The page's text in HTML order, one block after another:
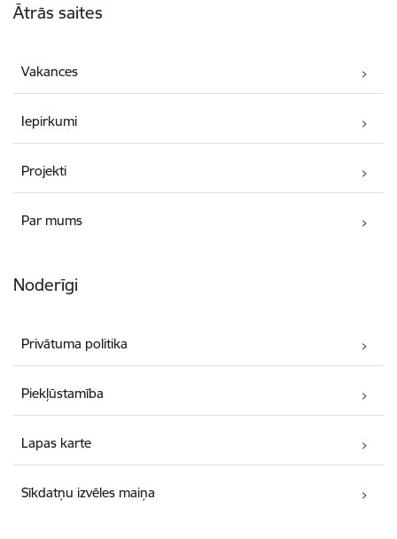
Ātrās saites
Vakances
Iepirkumi
Projekti
Par mums
Noderīgi
Privātuma politika
Piekļūstamība
Lapas karte
Sīkdatņu izvēles maiņa